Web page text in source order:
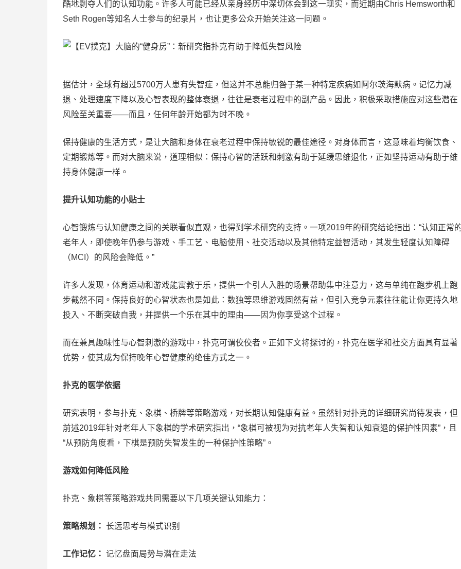
酷地剥夺人们的认知功能。许多人可能已经从亲身经历中深切体会到这一现实，而近期由Chris Hemsworth和
Seth Rogen等知名人士参与的纪录片，也让更多公众开始关注这一问题。
据估计，全球有超过5700万人患有失智症，但这并不总能归咎于某一种特定疾病如阿尔茨海默病。记忆力减
退、处理速度下降以及心智表现的整体衰退，往往是衰老过程中的副产品。因此，积极采取措施应对这些潜在
风险至关重要——而且，任何年龄开始都为时不晚。
保持健康的生活方式，是让大脑和身体在衰老过程中保持敏锐的最佳途径。对身体而言，这意味着均衡饮食、
定期锻炼等。而对大脑来说，道理相似：保持心智的活跃和刺激有助于延缓思维退化，正如坚持运动有助于维
持身体健康一样。
提升认知功能的小贴士
心智锻炼与认知健康之间的关联看似直观，也得到学术研究的支持。一项2019年的研究结论指出：“认知正常
老年人，即使晚年仍参与游戏、手工艺、电脑使用、社交活动以及其他特定益智活动，其发生轻度认知障碍
（MCI）的风险会降低。”
许多人发现，体育运动和游戏能寓教于乐，提供一个引人入胜的场景帮助集中注意力，这与单纯在跑步机上跑
步截然不同。保持良好的心智状态也是如此：数独等思维游戏固然有益，但引入竞争元素往往能让你更持久地
投入、不断突破自我，并提供一个乐在其中的理由——因为你享受这个过程。
而在兼具趣味性与心智刺激的游戏中，扑克可谓佼佼者。正如下文将探讨的，扑克在医学和社交方面具有显著
优势，使其成为保持晚年心智健康的绝佳方式之一。
扑克的医学依据
研究表明，参与扑克、象棋、桥牌等策略游戏，对长期认知健康有益。虽然针对扑克的详细研究尚待发表，但
前述2019年针对老年人下象棋的学术研究指出，“象棋可被视为对抗老年人失智和认知衰退的保护性因素”，且
“从预防角度看，下棋是预防失智发生的一种保护性策略”。
游戏如何降低风险
扑克、象棋等策略游戏共同需要以下几项关键认知能力：
策略规划： 长远思考与模式识别
工作记忆： 记忆盘面局势与潜在走法